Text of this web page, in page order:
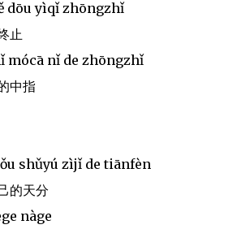
dōu yìqǐ zhōngzhǐ
止
mócā nǐ de zhōngzhǐ
中指
shǔyú zìjǐ de tiānfèn
的天分
nàge